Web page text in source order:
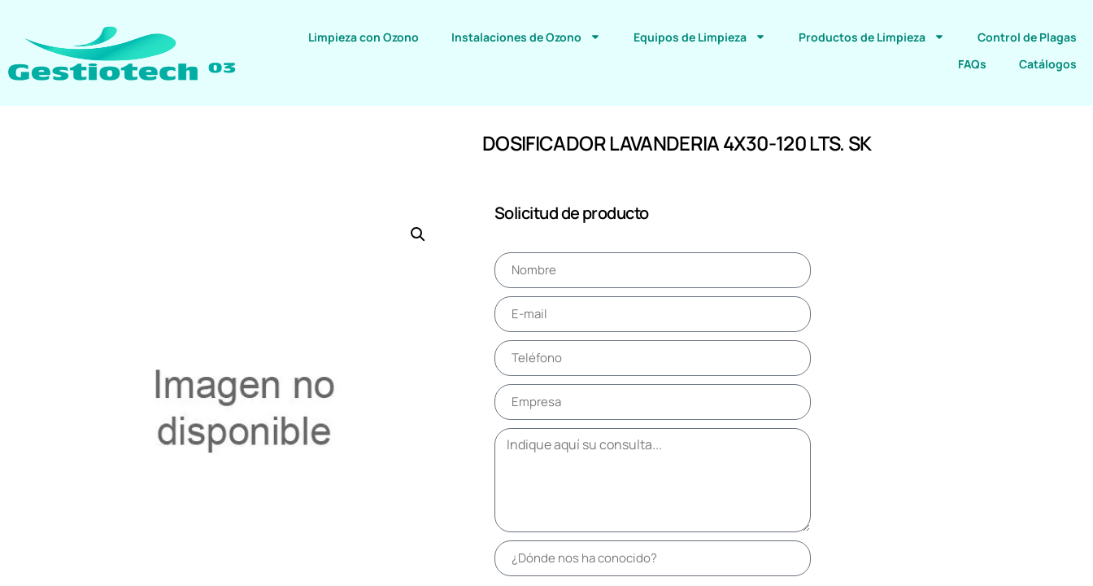
Limpieza con Ozono Instalaciones de Ozono Equipos de Limpieza Productos de Limpieza
Control de Plagas
FAQs
Catálogos
DOSIFICADOR LAVANDERIA 4X30-120 LTS. SK
Solicitud de producto